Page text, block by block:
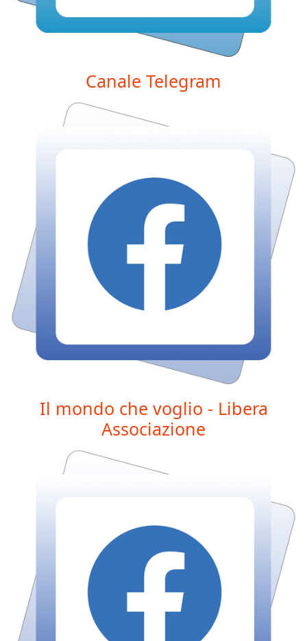
Canale Telegram
Il mondo che voglio - Libera
Associazione